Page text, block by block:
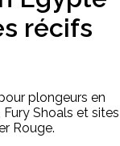
récifs
plongeurs en
Fury Shoals et sites
Rouge.